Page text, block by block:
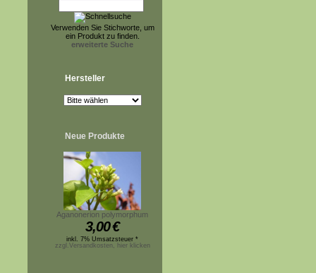
Verwenden Sie Stichworte, um
ein Produkt zu finden.
erweiterte Suche
Hersteller
Neue Produkte
Aganonerion polymorphum
3,00€
inkl. 7% Umsatzsteuer *
zzgl.Versandkosten, hier klicken